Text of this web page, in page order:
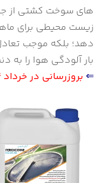
های سوخت کشتی از
زیست محیطی برای
دهد؛ بلکه موجب
بار آلودگی هوا را به
⇐ بروزرسانی در خرداد 1404